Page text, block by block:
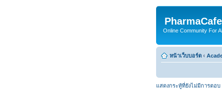
Online Community For
หน้าเว็บบอร์ด ‹
แสดงกระทู้ที่ยังไม่มีการตอบ